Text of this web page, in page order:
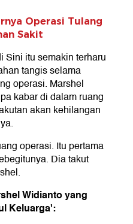
Operasi Tulang
Sakit
Sini itu semakin terharu
tangis selama
operasi. Marshel
kabar di dalam ruang
akan kehilangan
operasi. Itu pertama
Dia takut
Widianto yang
Keluarga':